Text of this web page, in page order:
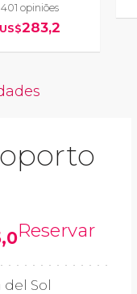
401 opiniões
US$283,2
Reservar
Sol